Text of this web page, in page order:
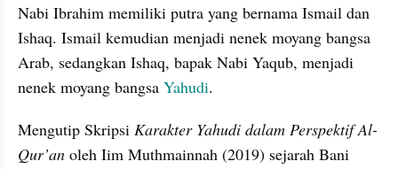
Nabi Ibrahim memiliki putra yang bernama Ismail dan
Ishaq. Ismail kemudian menjadi nenek moyang bangsa
Arab, sedangkan Ishaq, bapak Nabi Yaqub, menjadi
nenek moyang bangsa Yahudi.
Mengutip Skripsi Karakter Yahudi dalam Perspektif Al-
Qur’an oleh Iim Muthmainnah (2019) sejarah Bani